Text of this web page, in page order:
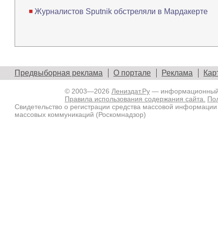
Журналистов Sputnik обстреляли в Мардакерте
Предвыборная реклама О портале Реклама
© 2003—2026 Лениздат.Ру — информационный
Правила использования содержания сайта.
Свидетельство о регистрации средства массовой
массовых коммуникаций (Роскомнадзор)